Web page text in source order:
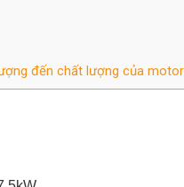
đến chất lượng của motor